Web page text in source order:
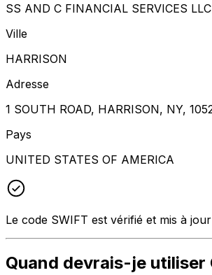
SS AND C FINANCIAL SERVICES LLC
Ville
HARRISON
Adresse
1 SOUTH ROAD, HARRISON, NY,
Pays
UNITED STATES OF AMERICA
Le code SWIFT est vérifié et mis à
Quand devrais-je utiliser